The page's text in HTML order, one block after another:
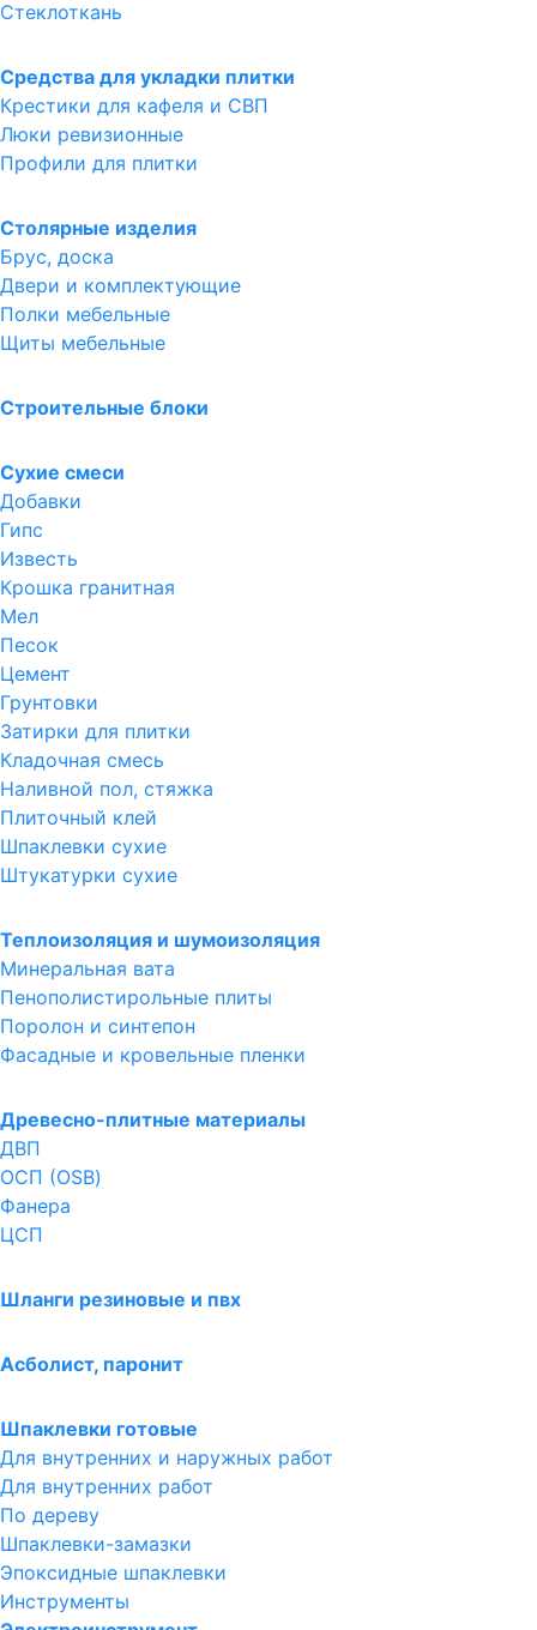
Стеклоткань
Средства для укладки плитки
Крестики для кафеля и СВП
Люки ревизионные
Профили для плитки
Столярные изделия
Брус, доска
Двери и комплектующие
Полки мебельные
Щиты мебельные
Строительные блоки
Сухие смеси
Добавки
Гипс
Известь
Крошка гранитная
Мел
Песок
Цемент
Грунтовки
Затирки для плитки
Кладочная смесь
Наливной пол, стяжка
Плиточный клей
Шпаклевки сухие
Штукатурки сухие
Теплоизоляция и шумоизоляция
Минеральная вата
Пенополистирольные плиты
Поролон и синтепон
Фасадные и кровельные пленки
Древесно-плитные материалы
ДВП
ОСП (OSB)
Фанера
ЦСП
Шланги резиновые и пвх
Асболист, паронит
Шпаклевки готовые
Для внутренних и наружных работ
Для внутренних работ
По дереву
Шпаклевки-замазки
Эпоксидные шпаклевки
Инструменты